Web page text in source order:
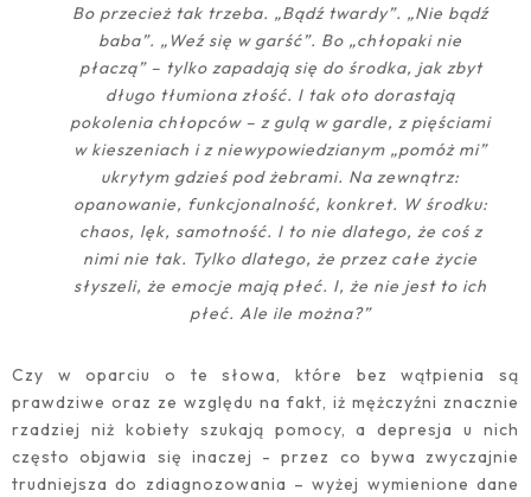
Bo przecież tak trzeba. „Bądź twardy”. „Nie bądź
baba”. „Weź się w garść”. Bo „chłopaki nie
płaczą” – tylko zapadają się do środka, jak zbyt
długo tłumiona złość. I tak oto dorastają
pokolenia chłopców – z gulą w gardle, z pięściami
w kieszeniach i z niewypowiedzianym „pomóż mi”
ukrytym gdzieś pod żebrami. Na zewnątrz:
opanowanie, funkcjonalność, konkret. W środku:
chaos, lęk, samotność. I to nie dlatego, że coś z
nimi nie tak. Tylko dlatego, że przez całe życie
słyszeli, że emocje mają płeć. I, że nie jest to ich
płeć. Ale ile można?”
Czy w oparciu o te słowa, które bez wątpienia są
prawdziwe oraz ze względu na fakt, iż mężczyźni znacznie
rzadziej niż kobiety szukają pomocy, a depresja u nich
często objawia się inaczej - przez co bywa zwyczajnie
trudniejsza do zdiagnozowania – wyżej wymienione dane